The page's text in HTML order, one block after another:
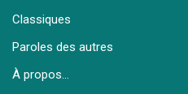
Classiques
Paroles des autres
À propos…